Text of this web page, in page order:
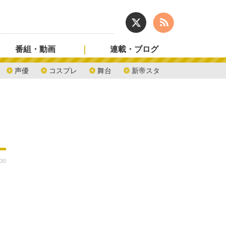
声優 コスプレ 舞台 新帝スタ
番組・動画 連載・ブログ